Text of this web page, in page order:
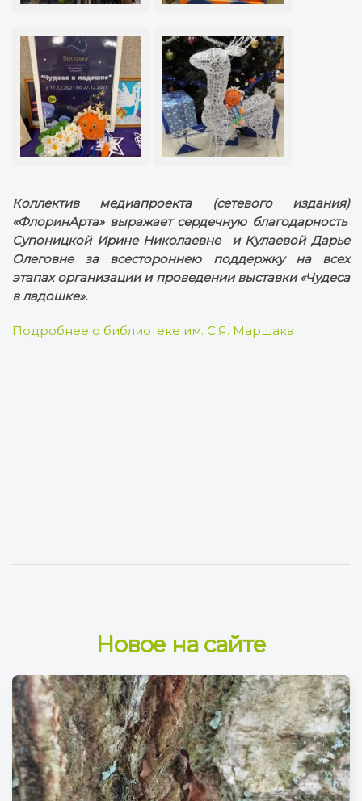
Коллектив медиапроекта (сетевого издания)
«ФлоринАрта» выражает сердечную благодарность
Супоницкой Ирине Николаевне и Кулаевой Дарье
Олеговне за всестороннею поддержку на всех
этапах организации и проведении выставки «Чудеса
в ладошке».
Подробнее о библиотеке им. С.Я. Маршака
Новое на сайте